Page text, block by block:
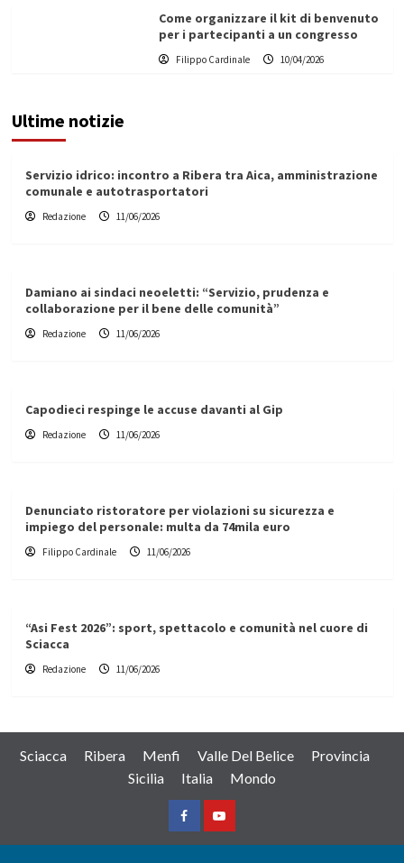
Come organizzare il kit di benvenuto
per i partecipanti a un congresso
Filippo Cardinale 10/04/2026
Ultime notizie
Servizio idrico: incontro a Ribera tra Aica, amministrazione
comunale e autotrasportatori
Redazione 11/06/2026
Damiano ai sindaci neoeletti: “Servizio, prudenza e
collaborazione per il bene delle comunità”
Redazione 11/06/2026
Capodieci respinge le accuse davanti al Gip
Redazione 11/06/2026
Denunciato ristoratore per violazioni su sicurezza e
impiego del personale: multa da 74mila euro
Filippo Cardinale 11/06/2026
“Asi Fest 2026”: sport, spettacolo e comunità nel cuore di
Sciacca
Redazione 11/06/2026
Sciacca Ribera Menfi Valle Del Belice
Provincia
Sicilia
Italia Mondo
FacebookYountube